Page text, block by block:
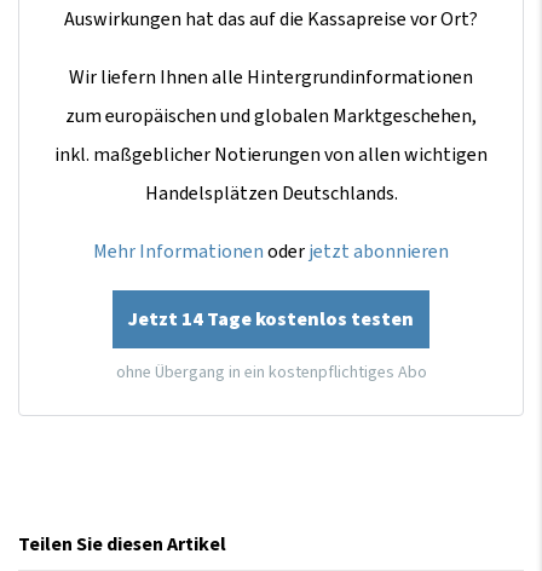
Auswirkungen hat das auf die Kassapreise vor Ort?
Wir liefern Ihnen alle Hintergrundinformationen
zum europäischen und globalen Marktgeschehen,
inkl. maßgeblicher Notierungen von allen wichtigen
Handelsplätzen Deutschlands.
Mehr Informationenoderjetzt abonnieren
Jetzt 14 Tage kostenlos testen
ohne Übergang in ein kostenpflichtiges Abo
Teilen Sie diesen Artikel